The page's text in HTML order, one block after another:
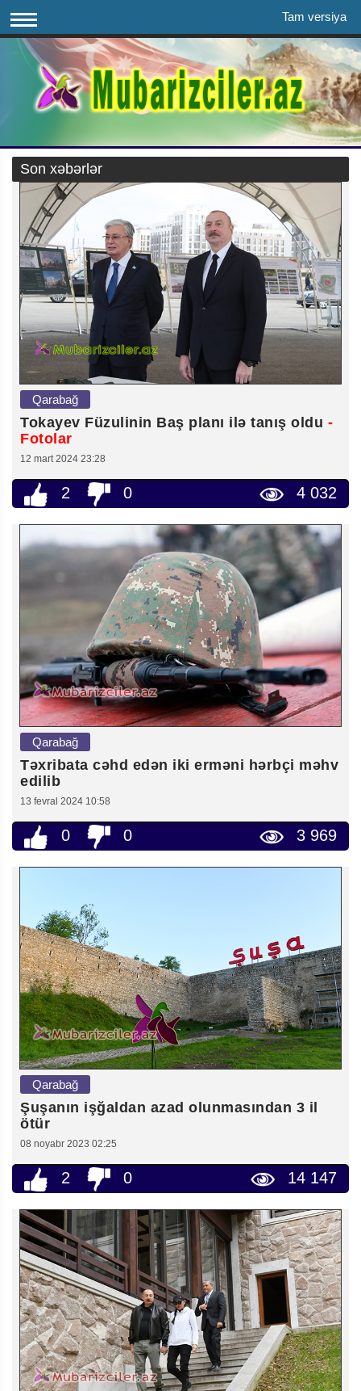
Tam versiya
Son xəbərlər
Qarabağ
Tokayev Füzulinin Baş planı ilə tanış oldu -
Fotolar
12 mart 2024 23:28
2 0 4 032
Qarabağ
Təxribata cəhd edən iki erməni hərbçi məhv
edilib
13 fevral 2024 10:58
0 0 3 969
Qarabağ
Şuşanın işğaldan azad olunmasından 3 il
ötür
08 noyabr 2023 02:25
2 0 14 147